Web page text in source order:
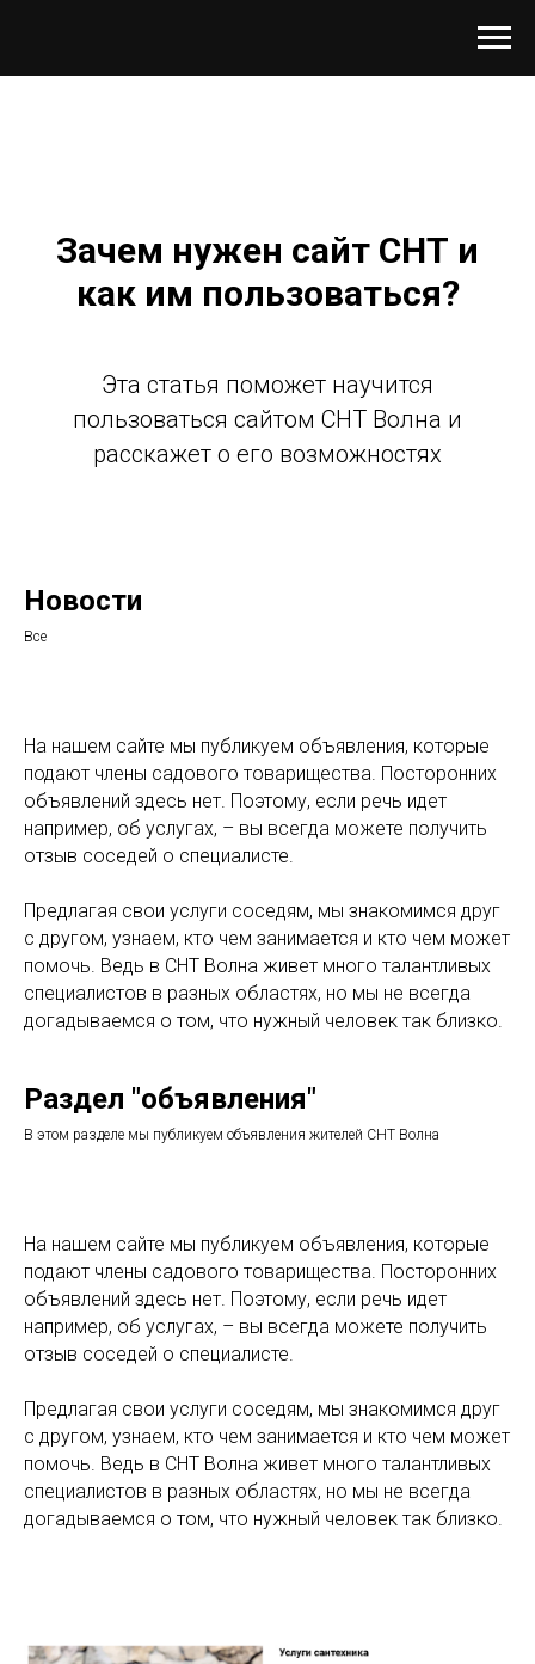
Зачем нужен сайт СНТ и
как им пользоваться?
Эта статья поможет научится
пользоваться сайтом СНТ Волна и
расскажет о его возможностях
Новости
Все
На нашем сайте мы публикуем объявления, которые
подают члены садового товарищества. Посторонних
объявлений здесь нет. Поэтому, если речь идет
например, об услугах, – вы всегда можете получить
отзыв соседей о специалисте.
Предлагая свои услуги соседям, мы знакомимся друг
с другом, узнаем, кто чем занимается и кто чем может
помочь. Ведь в СНТ Волна живет много талантливых
специалистов в разных областях, но мы не всегда
догадываемся о том, что нужный человек так близко.
Раздел "объявления"
В этом разделе мы публикуем объявления жителей СНТ Волна
На нашем сайте мы публикуем объявления, которые
подают члены садового товарищества. Посторонних
объявлений здесь нет. Поэтому, если речь идет
например, об услугах, – вы всегда можете получить
отзыв соседей о специалисте.
Предлагая свои услуги соседям, мы знакомимся друг
с другом, узнаем, кто чем занимается и кто чем может
помочь. Ведь в СНТ Волна живет много талантливых
специалистов в разных областях, но мы не всегда
догадываемся о том, что нужный человек так близко.